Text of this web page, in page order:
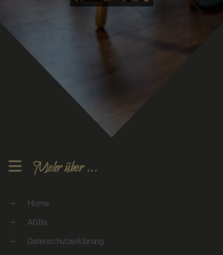
Mehr über ...
Home
AGBs
Datenschutzerklärung